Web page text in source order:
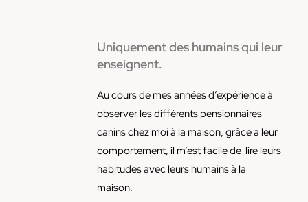
Uniquement des humains qui leur
enseignent.
Au cours de mes années d’expérience à
observer les différents pensionnaires
canins chez moi à la maison, grâce a leur
comportement, il m’est facile de lire leurs
habitudes avec leurs humains à la
maison.